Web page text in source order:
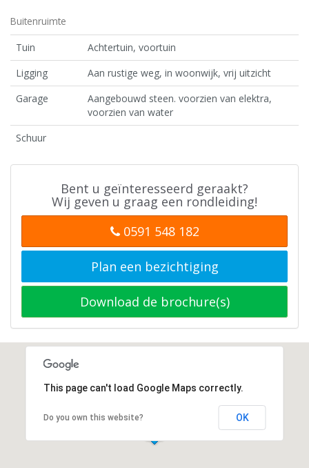
Buitenruimte
Tuin
Achtertuin, voortuin
Ligging
Aan rustige weg, in woonwijk, vrij uitzicht
Garage
Aangebouwd steen. voorzien van elektra,
voorzien van water
Schuur
Bent u geïnteresseerd geraakt?
Wij geven u graag een rondleiding!
0591 548 182
Plan een bezichtiging
Download de brochure(s)
This page can't load Google Maps correctly.
Do you own this website? OK